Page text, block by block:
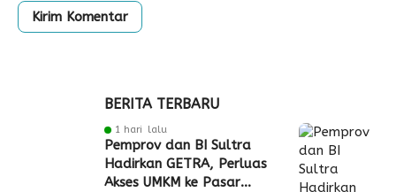
BERITA TERBARU
1 hari lalu
Pemprov dan BI Sultra
Hadirkan GETRA, Perluas
Akses UMKM ke Pasar